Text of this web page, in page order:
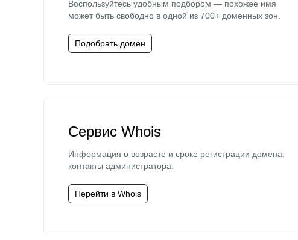
Воспользуйтесь удобным подбором — похожее имя
может быть свободно в одной из 700+ доменных зон.
Подобрать домен
Сервис Whois
Информация о возрасте и сроке регистрации домена,
контакты администратора.
Перейти в Whois